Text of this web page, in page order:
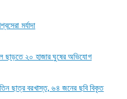
মর্যাদা
ছাড়তে ২০ হাজার ঘুষের অভিযোগ
ছাত্র বরখাস্ত, ৬৪ জনের ছবি বিকৃত